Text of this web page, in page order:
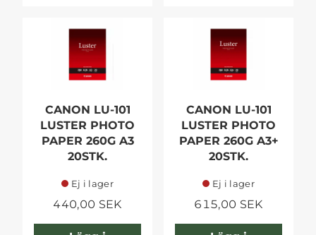
CANON LU-101
LUSTER PHOTO
PAPER 260G A3
20STK.
Ej i lager
440,00 SEK
CANON LU-101
LUSTER PHOTO
PAPER 260G A3+
20STK.
Ej i lager
615,00 SEK